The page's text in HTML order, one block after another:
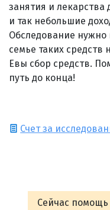
занятия и лекарства
и так небольшие
Обследование нужно
семье таких средств
Евы сбор средств.
путь до конца!
Счет за
Сейчас помощь